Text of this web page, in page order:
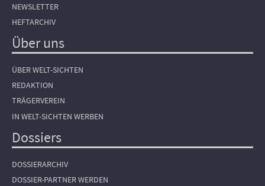
NEWSLETTER
HEFTARCHIV
Über uns
ÜBER WELT-SICHTEN
REDAKTION
TRÄGERVEREIN
IN WELT-SICHTEN WERBEN
Dossiers
DOSSIERARCHIV
DOSSIER-PARTNER WERDEN